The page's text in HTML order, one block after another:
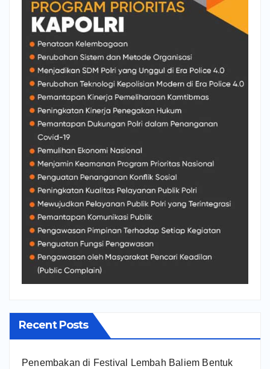
Recent Posts
Penembakan di Festival Lembah Baliem Bentuk